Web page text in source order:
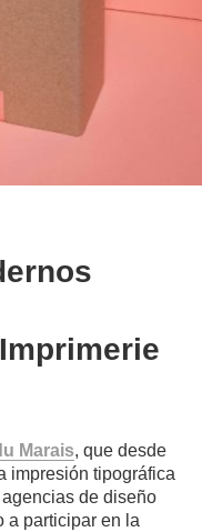
Marais, que desde
impresión tipográfica
de diseño
a participar en la